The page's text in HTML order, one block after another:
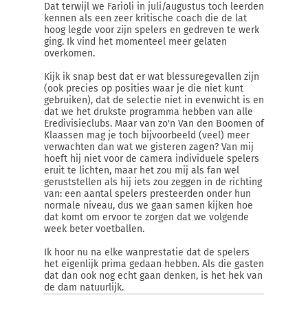
Dat terwijl we Farioli in juli/augustus toch leerden
kennen als een zeer kritische coach die de lat
hoog legde voor zijn spelers en gedreven te werk
ging. Ik vind het momenteel meer gelaten
overkomen.
Kijk ik snap best dat er wat blessuregevallen zijn
(ook precies op posities waar je die niet kunt
gebruiken), dat de selectie niet in evenwicht is en
dat we het drukste programma hebben van alle
Eredivisieclubs. Maar van zo'n Van den Boomen of
Klaassen mag je toch bijvoorbeeld (veel) meer
verwachten dan wat we gisteren zagen? Van mij
hoeft hij niet voor de camera individuele spelers
eruit te lichten, maar het zou mij als fan wel
geruststellen als hij iets zou zeggen in de richting
van: een aantal spelers presteerden onder hun
normale niveau, dus we gaan samen kijken hoe
dat komt om ervoor te zorgen dat we volgende
week beter voetballen.
Ik hoor nu na elke wanprestatie dat de spelers
het eigenlijk prima gedaan hebben. Als die gasten
dat dan ook nog echt gaan denken, is het hek van
de dam natuurlijk.